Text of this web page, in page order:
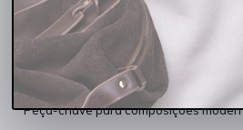
✔ Conforto e liberdade de movimento
Por que esta calça é essencial
Modelagem ampla que permite
Tom escuro elegante e fácil de combinar
Perfeita para sobreposições com tricôs
Transita com facilidade entre o casual
Peça-chave para composições